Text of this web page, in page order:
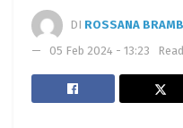
DI ROSSANA
05 Feb 2024 - 13:23